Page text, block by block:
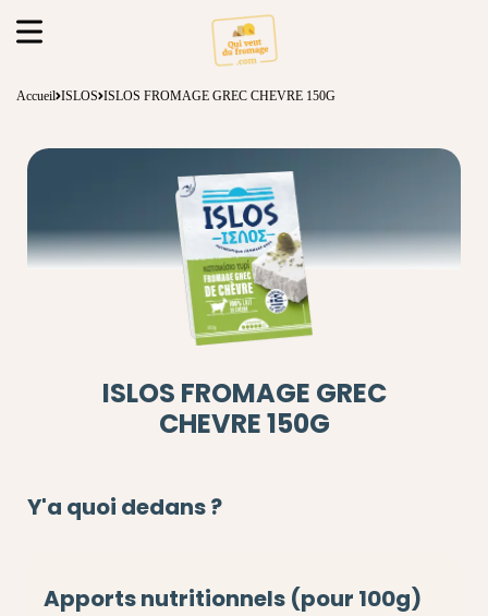
Accueil ISLOS ISLOS FROMAGE GREC CHEVRE 150G
ISLOS FROMAGE GREC
CHEVRE 150G
Y'a quoi dedans ?
Apports nutritionnels (pour 100g)